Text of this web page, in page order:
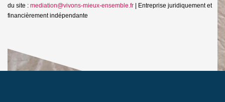
du site : mediation@vivons-mieux-ensemble.fr
Entreprise juridiquement et
financièrement indépendante